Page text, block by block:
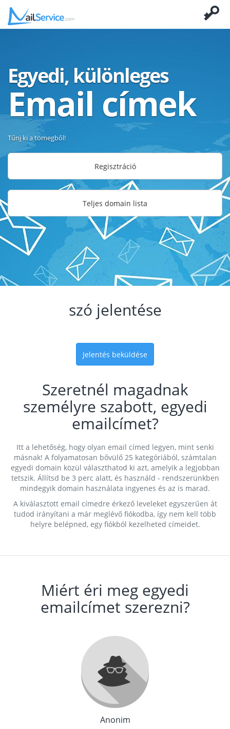
Egyedi, különleges
Email címek
Tűnj ki a tömegből!
Regisztráció
Teljes domain lista
szó jelentése
Jelentés beküldése
Szeretnél magadnak
személyre szabott, egyedi
emailcímet?
Itt a lehetőség, hogy olyan email címed legyen, mint senki
másnak! A folyamatosan bővülő 25 kategóriából, számtalan
egyedi domain közül választhatod ki azt, amelyik a legjobban
tetszik. Állítsd be 3 perc alatt, és használd - rendszerünkben
mindegyik domain használata ingyenes és az is marad.
A kiválasztott email címedre érkező leveleket egyszerűen át
tudod irányítani a már meglévő fiókodba, így nem kell több
helyre belépned, egy fiókból kezelheted címeidet.
Miért éri meg egyedi
emailcímet szerezni?
Anonim